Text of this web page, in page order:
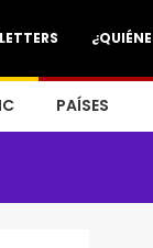
PAÍSES